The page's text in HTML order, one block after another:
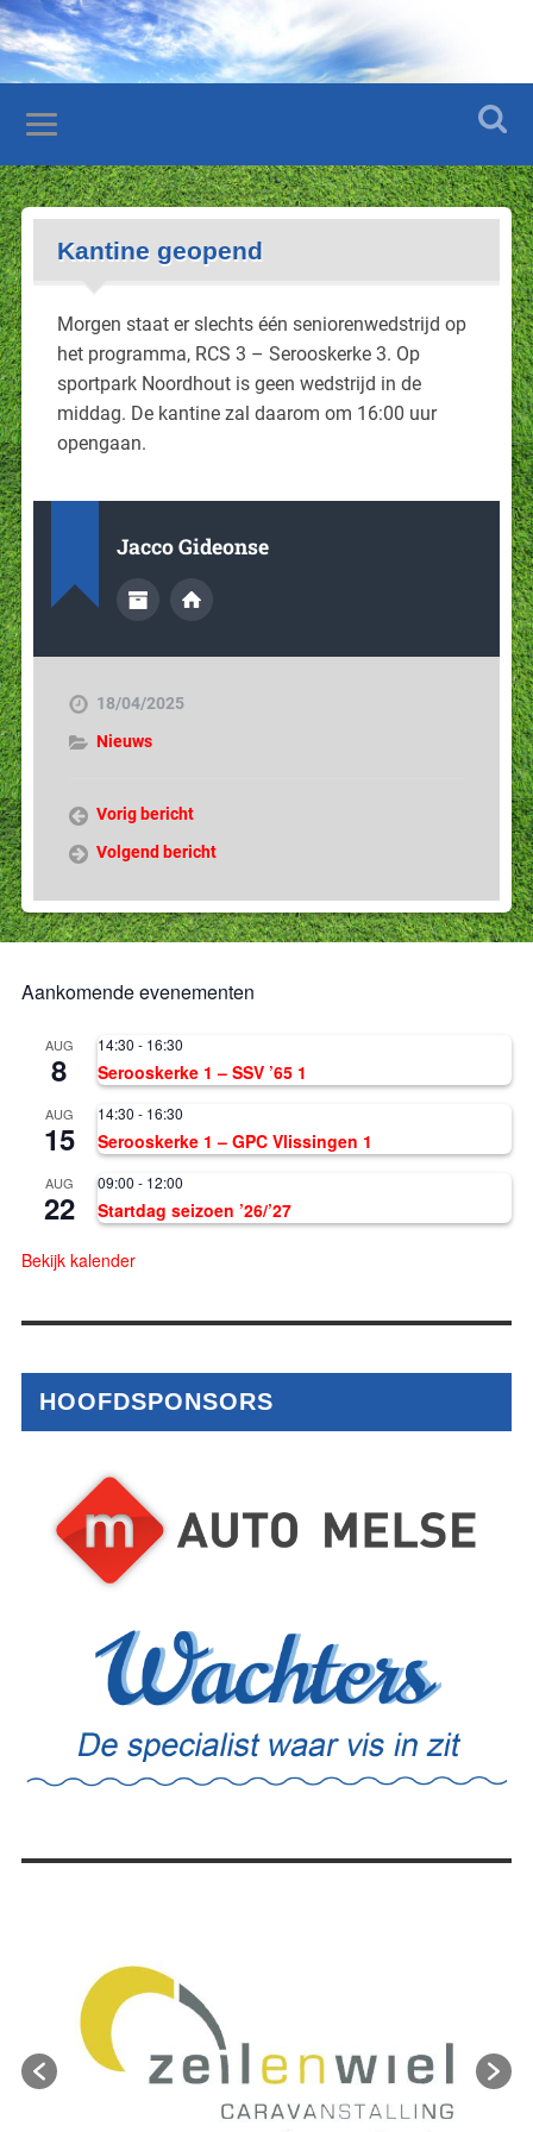
Kantine geopend
Morgen staat er slechts één seniorenwedstrijd op
het programma, RCS 3 – Serooskerke 3. Op
sportpark Noordhout is geen wedstrijd in de
middag. De kantine zal daarom om 16:00 uur
opengaan.
Jacco Gideonse
18/04/2025
Nieuws
Vorig bericht
Volgend bericht
Aankomende evenementen
AUG
8
14:30 - 16:30
Serooskerke 1 – SSV ’65 1
AUG
15
14:30 - 16:30
Serooskerke 1 – GPC Vlissingen 1
AUG
22
09:00 - 12:00
Startdag seizoen ’26/’27
Bekijk kalender
HOOFDSPONSORS